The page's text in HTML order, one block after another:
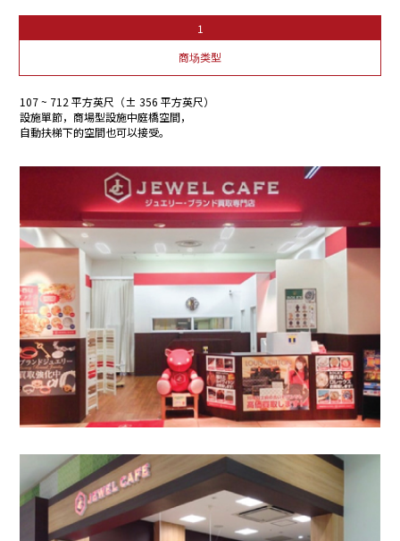
1
商场类型
107 ~ 712 平方英尺（± 356 平方英尺）
設施單節，商場型設施中庭橋空間，
自動扶梯下的空間也可以接受。